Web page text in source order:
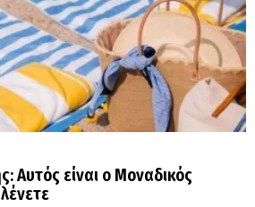
Αυτός είναι ο Μοναδικός